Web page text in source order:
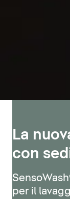
La
con
per il